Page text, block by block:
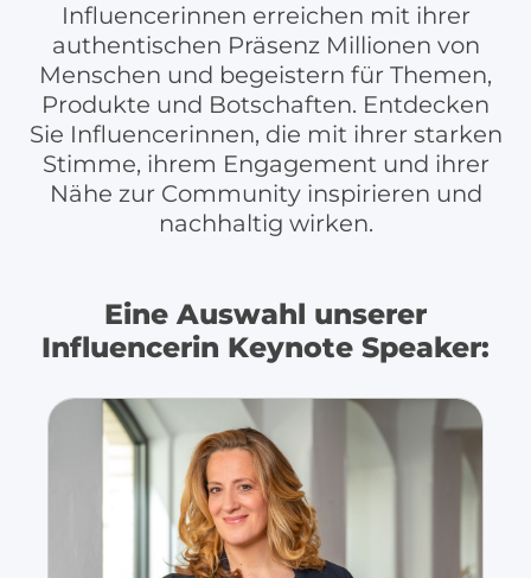
Influencerinnen erreichen mit ihrer
authentischen Präsenz Millionen von
Menschen und begeistern für Themen,
Produkte und Botschaften. Entdecken
Sie Influencerinnen, die mit ihrer starken
Stimme, ihrem Engagement und ihrer
Nähe zur Community inspirieren und
nachhaltig wirken.
Eine Auswahl unserer
Influencerin Keynote Speaker: